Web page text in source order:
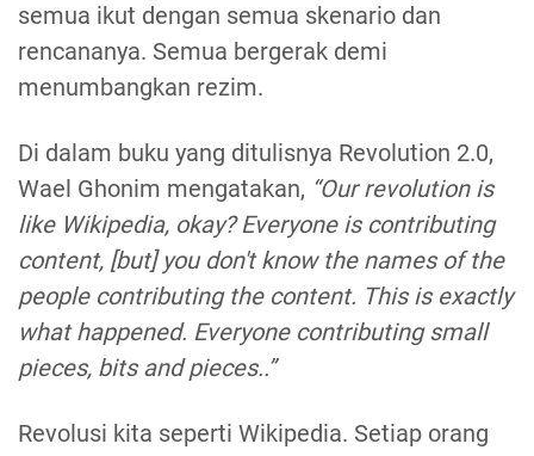
semua ikut dengan semua skenario dan
rencananya. Semua bergerak demi
menumbangkan rezim.
Di dalam buku yang ditulisnya Revolution 2.0,
Wael Ghonim mengatakan, “Our revolution is
like Wikipedia, okay? Everyone is contributing
content, [but] you don't know the names of the
people contributing the content. This is exactly
what happened. Everyone contributing small
pieces, bits and pieces..”
Revolusi kita seperti Wikipedia. Setiap orang